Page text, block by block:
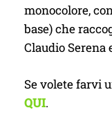
monocolore,
base) che
Claudio Serena
Se volete farvi
QUI.